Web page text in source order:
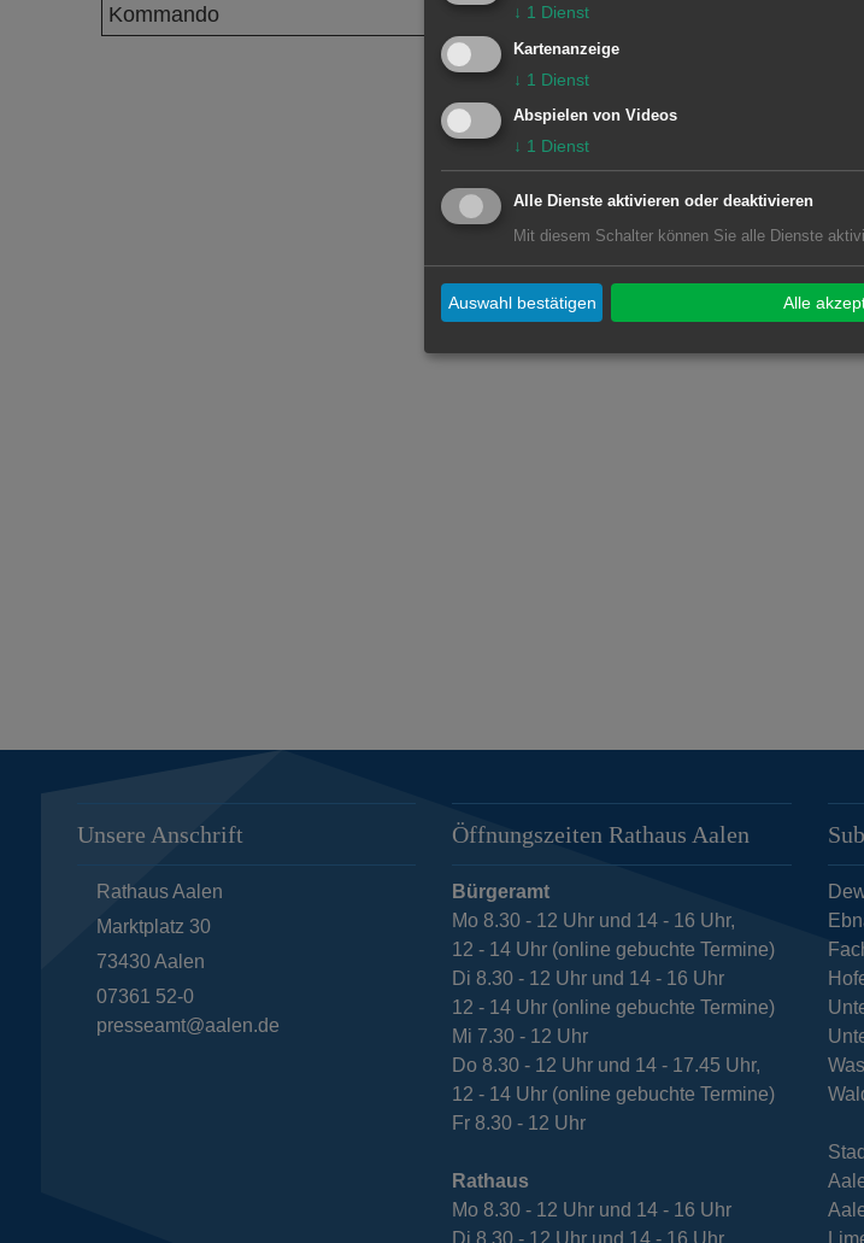
Kommando
Unsere Anschrift
Rathaus Aalen
Marktplatz 30
73430 Aalen
07361 52-0
presseamt@aalen.de
Öffnungszeiten Rathaus Aalen
Bürgeramt
Mo 8.30 - 12 Uhr und 14 - 16 Uhr,
12 - 14 Uhr (online gebuchte Termine)
Di 8.30 - 12 Uhr und 14 - 16 Uhr
12 - 14 Uhr (online gebuchte Termine)
Mi 7.30 - 12 Uhr
Do 8.30 - 12 Uhr und 14 - 17.45 Uhr,
12 - 14 Uhr (online gebuchte Termine)
Fr 8.30 - 12 Uhr
Rathaus
Mo 8.30 - 12 Uhr und 14 - 16 Uhr
Di 8.30 - 12 Uhr und 14 - 16 Uhr
↓ 1 Dienst
Kartenanzeige
↓ 1 Dienst
Abspielen von Videos
↓ 1 Dienst
Alle Dienste aktivieren oder deaktivieren
Mit diesem Schalter können Sie alle Dienste
Auswahl bestätigen Alle